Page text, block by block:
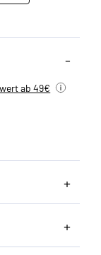
06
ab 49€